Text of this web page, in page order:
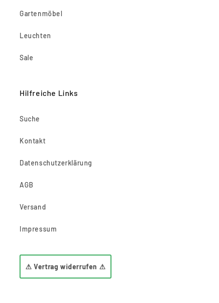
Gartenmöbel
Leuchten
Sale
Hilfreiche Links
Suche
Kontakt
Datenschutzerklärung
AGB
Versand
Impressum
⚠ Vertrag widerrufen ⚠